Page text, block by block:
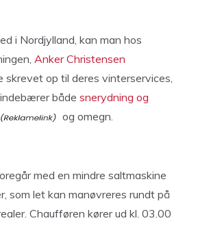
i Nordjylland, kan man hos
Anker Christensen
skrevet op til deres vinterservices,
både snerydning og
og omegn.
med en mindre saltmaskine
som let kan manøvreres rundt på
Chaufføren kører ud kl. 03.00